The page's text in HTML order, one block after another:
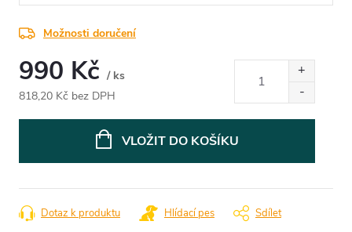
Možnosti doručení
990 Kč / ks
818,20 Kč bez DPH
VLOŽIT DO KOŠÍKU
Dotaz k produktu Hlídací pes Sdílet